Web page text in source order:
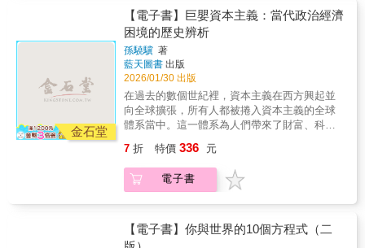
ServiceNow 執行長本書精闢的展現出，人類的
直覺與創造力一旦遇上AI的智慧與效率，會迸
發哪些變革潛力與風險。作者成功重新定義在
這個AI新時代，「人之所以為人」的本質與價
值。而你，正是這一切轉變的關鍵核心。——
蕭逸（Yat Siu），安擬集團（Animoca
Brands）共同創辦人
部引領讀者穿越大模型時代風雲的指南，更是
一份理解未來科技競局的必備參考。要看懂
AI，你必須先知道：☑ 巨頭策略：OpenAI、
Google、Meta、Apple、xAI 的布局與競賽。☑
大模型技術：從 ChatGPT 突破到 DeepSeek
創新應用的發展脈絡。☑ 產業趨勢：大模型如
何重塑教育、醫療、金融、設計的思維與運
作。☑ 商業應用：技術創新與市場搶攻背後的
商業邏輯與策略。
海。而是變成一套公式，一種被量化、被複
製、被模組化的夢想。紫海是來自創造者對意
義的召喚。人們不再問：「我該賣什麼？」而
是問：「我為何而創？」紫海企業不只是推出
商品，而是塑造文化；不只是滿足需求，而是
創造靈魂。那些最強的企業，不是擁有最多資
金的，而是擁有最深信仰的。當信仰轉化為文
化，文化轉化為行動，行動轉化為傳奇，紫海
文明就此誕生。
金石堂
【電子書】巨嬰資本主義：當代政治經濟
困境的歷史辨析
孫驍驥 著
藍天圖書 出版
2026/01/30 出版
在過去的數個世紀裡，資本主義在西方興起並
向全球擴張，所有人都被捲入資本主義的全球
體系當中。這一體系為人們帶來了財富、科
主義的各種弊端也如影隨形，特別是進入20世
紀以後，福利主義、享樂主義、金融投機逐漸
成為時代主旋律，過去恪守清教徒信條的辛勤
資本主義》一書正是針對以上現象的批評和反
思。作者從經濟思想史的角度對資本主義時代
7 折 特價 336 元
電子書
【電子書】你與世界的10個方程式（二